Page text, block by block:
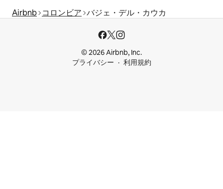
Airbnb コロンビア バジェ・デル・カウカ
© 2026 Airbnb, Inc.
プライバシー
利用規約